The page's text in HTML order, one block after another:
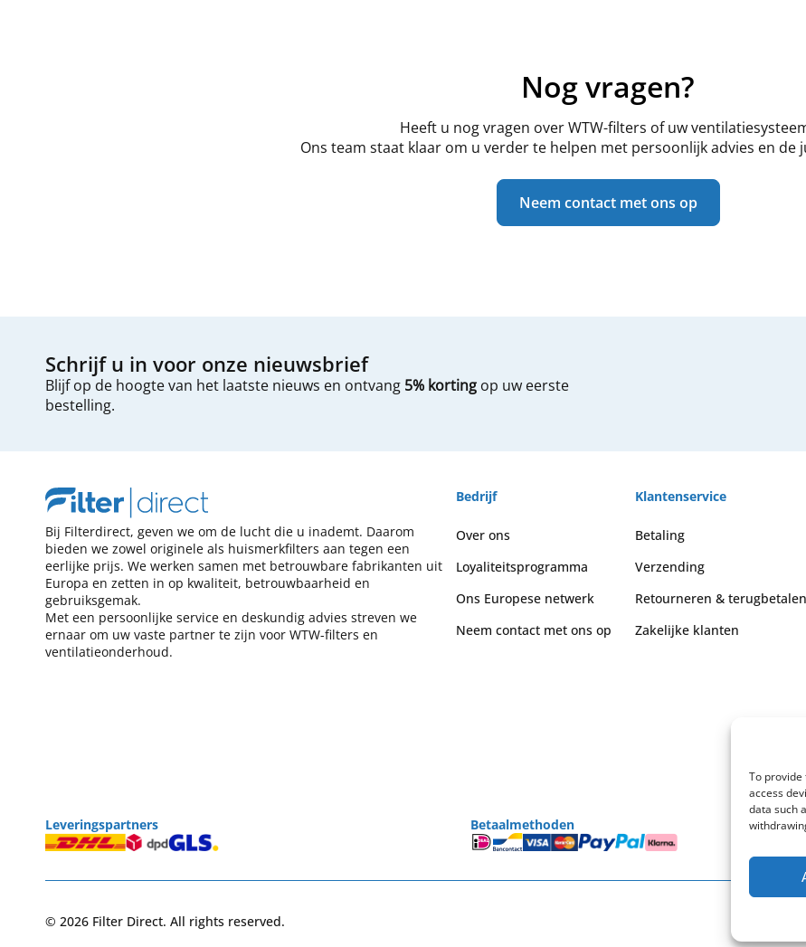
To provide
access
data such
Nog vragen?
Heeft u nog vragen over WTW-filters of uw
Ons team staat klaar om u verder te helpen met persoonlijk advies en de
Neem contact met ons op
Schrijf u in voor onze nieuwsbrief
Blijf op de hoogte van het laatste nieuws en ontvang 5% korting op uw eerste
bestelling.
Bij Filterdirect, geven we om de lucht die u inademt. Daarom
bieden we zowel originele als huismerkfilters aan tegen een
eerlijke prijs. We werken samen met betrouwbare fabrikanten uit
Europa en zetten in op kwaliteit, betrouwbaarheid en
gebruiksgemak.
Met een persoonlijke service en deskundig advies streven we
ernaar om uw vaste partner te zijn voor WTW-filters en
ventilatieonderhoud.
Bedrijf
Over ons
Loyaliteitsprogramma
Ons Europese netwerk
Neem contact met ons op
Klantenservice
Betaling
Verzending
Retourneren & terugbetalen
Zakelijke klanten
Leveringspartners Betaalmethoden
© 2026 Filter Direct. All rights reserved.